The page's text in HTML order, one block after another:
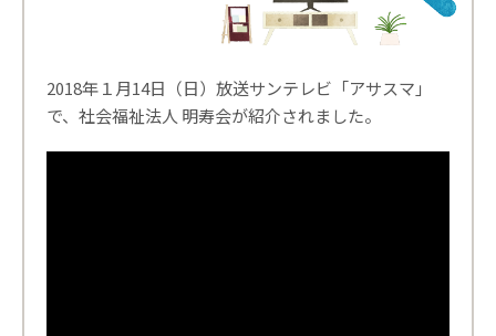
2018年１月14日（日）放送サンテレビ「アサスマ」
で、社会福祉法人 明寿会が紹介されました。